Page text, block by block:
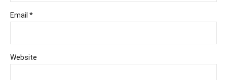
Email *
Website